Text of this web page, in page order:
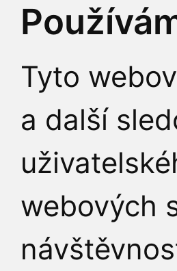
Tyto
a další
webových